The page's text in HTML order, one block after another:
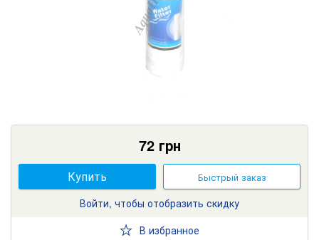
72грн
Купить Быстрый заказ
Войти, чтобы отобразить скидку
В избранное